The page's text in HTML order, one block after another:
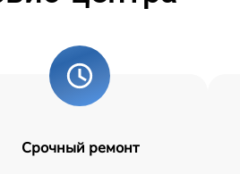
Срочный ремонт